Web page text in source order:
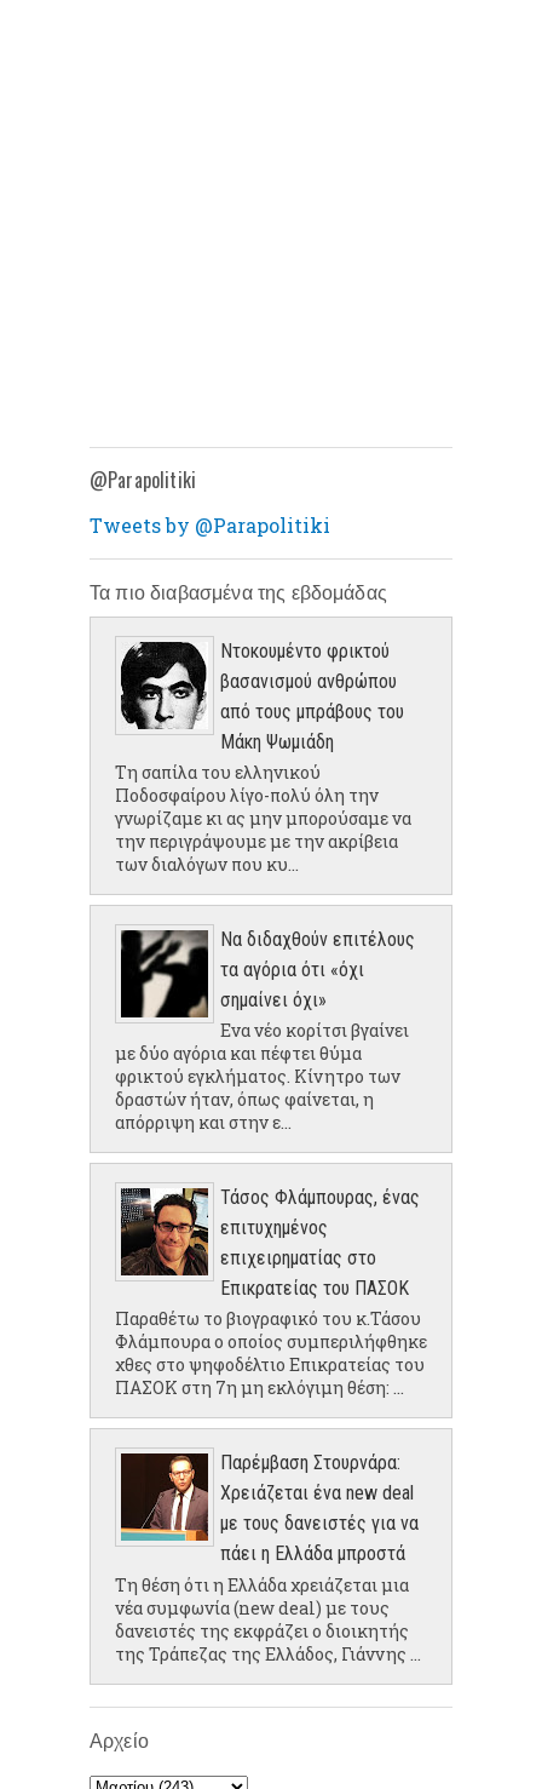
@Parapolitiki
Tweets by @Parapolitiki
Τα πιο διαβασμένα της εβδομάδας
Ντοκουμέντο φρικτού
βασανισμού ανθρώπου
από τους μπράβους του
Μάκη Ψωμιάδη
Τη σαπίλα του ελληνικού
Ποδοσφαίρου λίγο-πολύ όλη την
γνωρίζαμε κι ας μην μπορούσαμε να
την περιγράψουμε με την ακρίβεια
των διαλόγων που κυ...
Να διδαχθούν επιτέλους
τα αγόρια ότι «όχι
σημαίνει όχι»
Ενα νέο κορίτσι βγαίνει
με δύο αγόρια και πέφτει θύμα
φρικτού εγκλήματος. Κίνητρο των
δραστών ήταν, όπως φαίνεται, η
απόρριψη και στην ε...
Τάσος Φλάμπουρας, ένας
επιτυχημένος
επιχειρηματίας στο
Επικρατείας του ΠΑΣΟΚ
Παραθέτω το βιογραφικό του κ.Τάσου
Φλάμπουρα ο οποίος συμπεριλήφθηκε
χθες στο ψηφοδέλτιο Επικρατείας του
ΠΑΣΟΚ στη 7η μη εκλόγιμη θέση: ...
Παρέμβαση Στουρνάρα:
Χρειάζεται ένα new deal
με τους δανειστές για να
πάει η Ελλάδα μπροστά
Τη θέση ότι η Ελλάδα χρειάζεται μια
νέα συμφωνία (new deal) με τους
δανειστές της εκφράζει ο διοικητής
της Τράπεζας της Ελλάδος, Γιάννης ...
Αρχείο